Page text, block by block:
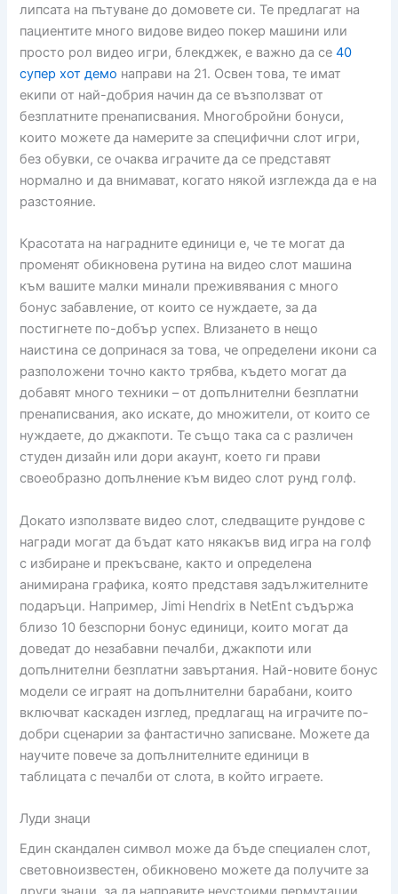
липсата на пътуване до домовете си. Те предлагат на
пациентите много видове видео покер машини или
просто рол видео игри, блекджек, е важно да се40
супер хот демо направи на 21. Освен това, те имат
екипи от най-добрия начин да се възползват от
безплатните пренаписвания. Многобройни бонуси,
които можете да намерите за специфични слот игри,
без обувки, се очаква играчите да се представят
нормално и да внимават, когато някой изглежда да е на
разстояние.
Красотата на наградните единици е, че те могат да
променят обикновена рутина на видео слот машина
към вашите малки минали преживявания с много
бонус забавление, от които се нуждаете, за да
постигнете по-добър успех. Влизането в нещо
наистина се допринася за това, че определени икони са
разположени точно както трябва, където могат да
добавят много техники – от допълнителни безплатни
пренаписвания, ако искате, до множители, от които се
нуждаете, до джакпоти. Те също така са с различен
студен дизайн или дори акаунт, което ги прави
своеобразно допълнение към видео слот рунд голф.
Докато използвате видео слот, следващите рундове с
награди могат да бъдат като някакъв вид игра на голф
с избиране и прекъсване, както и определена
анимирана графика, която представя задължителните
подаръци. Например, Jimi Hendrix в NetEnt съдържа
близо 10 безспорни бонус единици, които могат да
доведат до незабавни печалби, джакпоти или
допълнителни безплатни завъртания. Най-новите бонус
модели се играят на допълнителни барабани, които
включват каскаден изглед, предлагащ на играчите по-
добри сценарии за фантастично записване. Можете да
научите повече за допълнителните единици в
таблицата с печалби от слота, в който играете.
Луди знаци
Един скандален символ може да бъде специален слот,
световноизвестен, обикновено можете да получите за